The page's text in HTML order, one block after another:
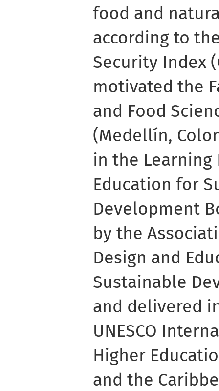
food and
according to
Security Index
motivated the
and Food
(Medellín,
in the Learning
Education for
Development
by the
Design and
Sustainable
and delivered
UNESCO
Higher
and the